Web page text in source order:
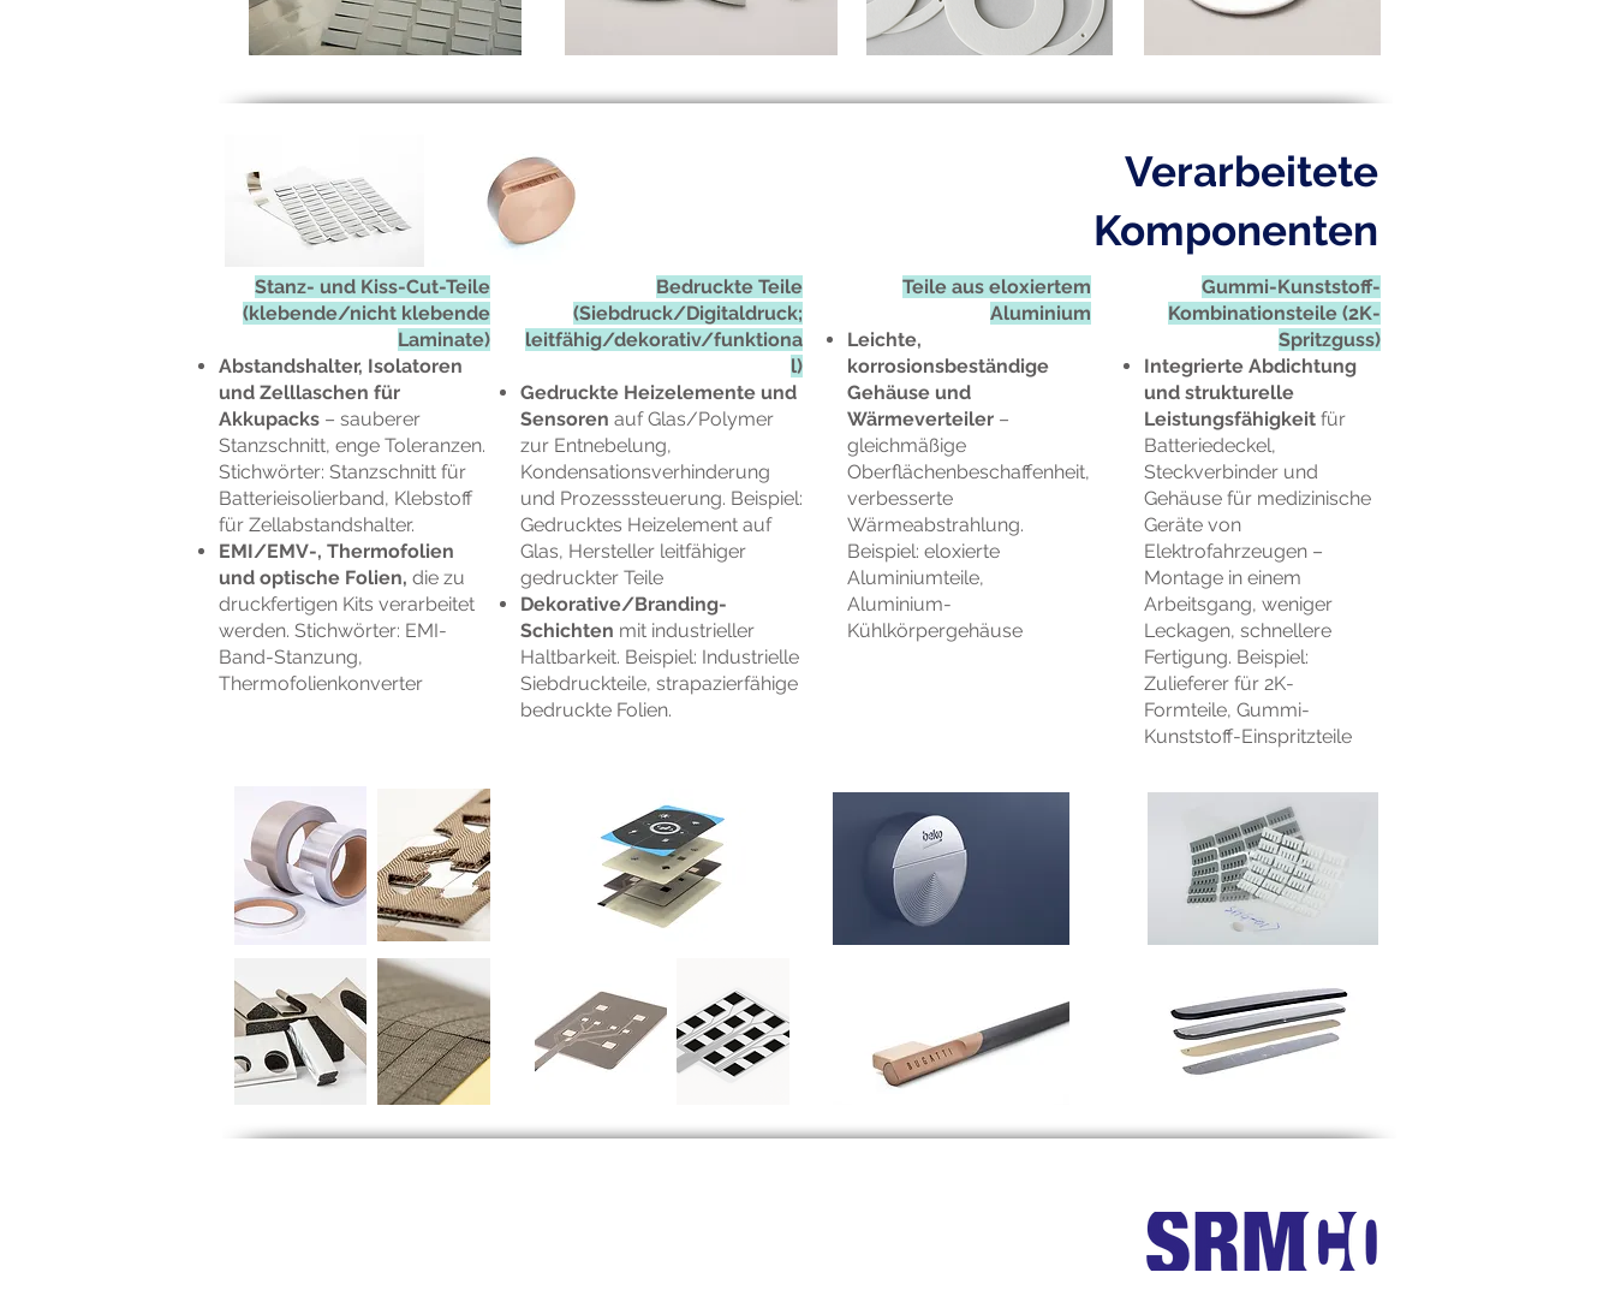
Stanz- und Kiss-Cut-Teile
(klebende/nicht klebende
Laminate)
Abstandshalter, Isolatoren
und Zelllaschen für
Akkupacks – sauberer
Stanzschnitt, enge Toleranzen.
Stichwörter: Stanzschnitt für
Batterieisolierband, Klebstoff
für Zellabstandshalter.
EMI/EMV-, Thermofolien
und optische Folien, die zu
druckfertigen Kits verarbeitet
werden. Stichwörter: EMI-
Band-Stanzung,
Thermofolienkonverter
Bedruckte Teile
(Siebdruck/Digitaldruck;
leitfähig/dekorativ/funktiona
l)
Gedruckte Heizelemente und
Sensoren auf Glas/Polymer
zur Entnebelung,
Kondensationsverhinderung
und Prozesssteuerung. Beispiel:
Gedrucktes Heizelement auf
Glas, Hersteller leitfähiger
gedruckter Teile
Dekorative/Branding-
Schichten mit industrieller
Haltbarkeit. Beispiel: Industrielle
Siebdruckteile, strapazierfähige
bedruckte Folien.
Verarbeitete
Komponenten
Teile aus eloxiertem
Aluminium
Leichte,
korrosionsbeständige
Gehäuse und
Wärmeverteiler –
gleichmäßige
Oberflächenbeschaffenheit,
verbesserte
Wärmeabstrahlung.
Beispiel: eloxierte
Aluminiumteile,
Aluminium-
Kühlkörpergehäuse
Gummi-Kunststoff-
Kombinationsteile (2K-
Spritzguss)
Integrierte Abdichtung
und strukturelle
Leistungsfähigkeit für
Batteriedeckel,
Steckverbinder und
Gehäuse für medizinische
Geräte von
Elektrofahrzeugen –
Montage in einem
Arbeitsgang, weniger
Leckagen, schnellere
Fertigung. Beispiel:
Zulieferer für 2K-
Formteile, Gummi-
Kunststoff-Einspritzteile